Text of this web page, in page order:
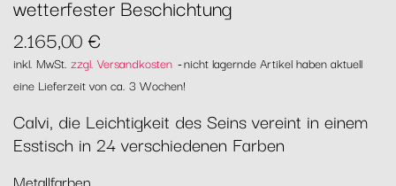
wetterfester Beschichtung
2.165,00 €
inkl. MwSt. zzgl. Versandkosten nicht lagernde Artikel haben aktuell
eine Lieferzeit von ca. 3 Wochen!
Calvi, die Leichtigkeit des Seins vereint in einem
Esstisch in 24 verschiedenen Farben
Metallfarben